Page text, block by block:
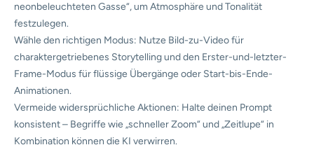
neonbeleuchteten Gasse“, um Atmosphäre und Tonalität
festzulegen.
Wähle den richtigen Modus: Nutze Bild-zu-Video für
charaktergetriebenes Storytelling und den Erster-und-letzter-
Frame-Modus für flüssige Übergänge oder Start-bis-Ende-
Animationen.
Vermeide widersprüchliche Aktionen: Halte deinen Prompt
konsistent – Begriffe wie „schneller Zoom“ und „Zeitlupe“ in
Kombination können die KI verwirren.